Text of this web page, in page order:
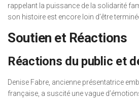
rappelant la puissance de la solidarité
son histoire est encore loin d’être
Soutien et Réactions
Réactions du public et
Denise Fabre, ancienne présentatrice
française, a suscité une vague